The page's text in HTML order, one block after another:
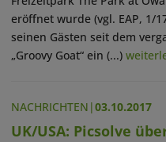
eröffnet wurde (vgl. EAP, 1/
seinen Gästen seit dem
„Groovy Goat“ ein (...)
NACHRICHTEN |03.10.2017
UK/USA: Picsolve